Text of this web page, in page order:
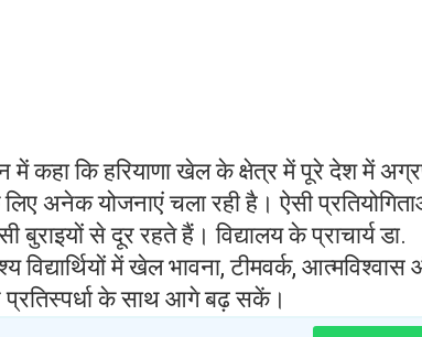
कहा कि हरियाणा खेल के क्षेत्र में पूरे देश में
अनेक योजनाएं चला रही है। ऐसी
से दूर रहते हैं। विद्यालय के प्राचार्य डा.
विद्यार्थियों में खेल भावना, टीमवर्क,
प्रतिस्पर्धा के साथ आगे बढ़ सकें।